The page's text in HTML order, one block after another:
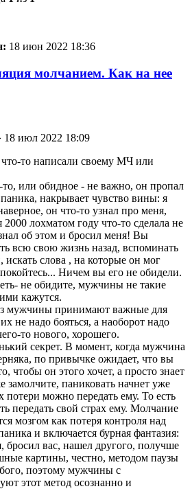
18 июн 2022 18:36
молчанием. Как на нее
18 июл 2022 18:09
то написали своему МЧ или
то, или обидное - не важно, он пропал
накрывает чувство вины: я
он что-то узнал про меня,
лохматом году что-то сделала не
об этом и бросил меня! Вы
всю свою жизнь назад, вспоминать
искать слова , на которые он мог
Ничем вы его не обидели.
не обидите, мужчины не такие
кажутся.
мужчины принимают важные для
не надо бояться, а наоборот надо
то нового, хорошего.
секрет. В момент, когда мужчина
по привычке ожидает, что вы
чтобы он этого хочет, а просто знает
замолчите, паниковать начнет уже
потери можно передать ему. То есть
передать свой страх ему. Молчание
мозгом как потеря контроля над
и включается бурная фантазия:
бросил вас, нашел другого, получше
картины, честно, методом паузы
поэтому мужчины с
этот метод осознанно и